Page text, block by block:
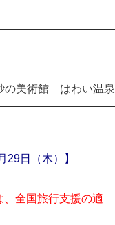
の美術館 はわい温泉
29日（木）】
全国旅行支援の適